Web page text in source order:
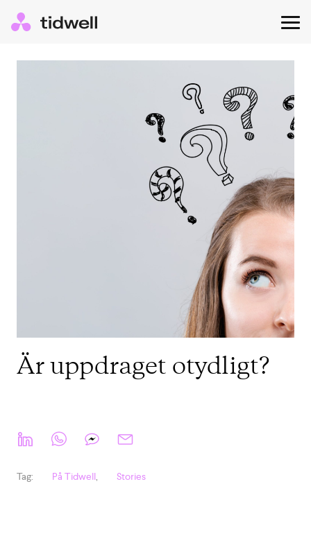
Är uppdraget otydligt?
Tag: På Tidwell, Stories